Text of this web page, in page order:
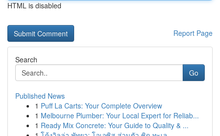
HTML is disabled
Report Page
Search
Go
Published News
1 Puff La Carts: Your Complete Overview
1 Melbourne Plumber: Your Local Expert for Reliab...
1 Ready Mix Concrete: Your Guide to Quality & ...